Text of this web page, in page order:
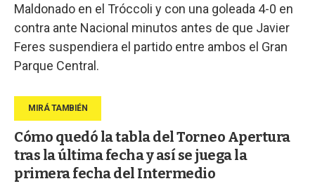
Maldonado en el Tróccoli y con una goleada 4-0 en
contra ante Nacional minutos antes de que Javier
Feres suspendiera el partido entre ambos el Gran
Parque Central.
Cómo quedó la tabla del Torneo Apertura
tras la última fecha y así se juega la
primera fecha del Intermedio